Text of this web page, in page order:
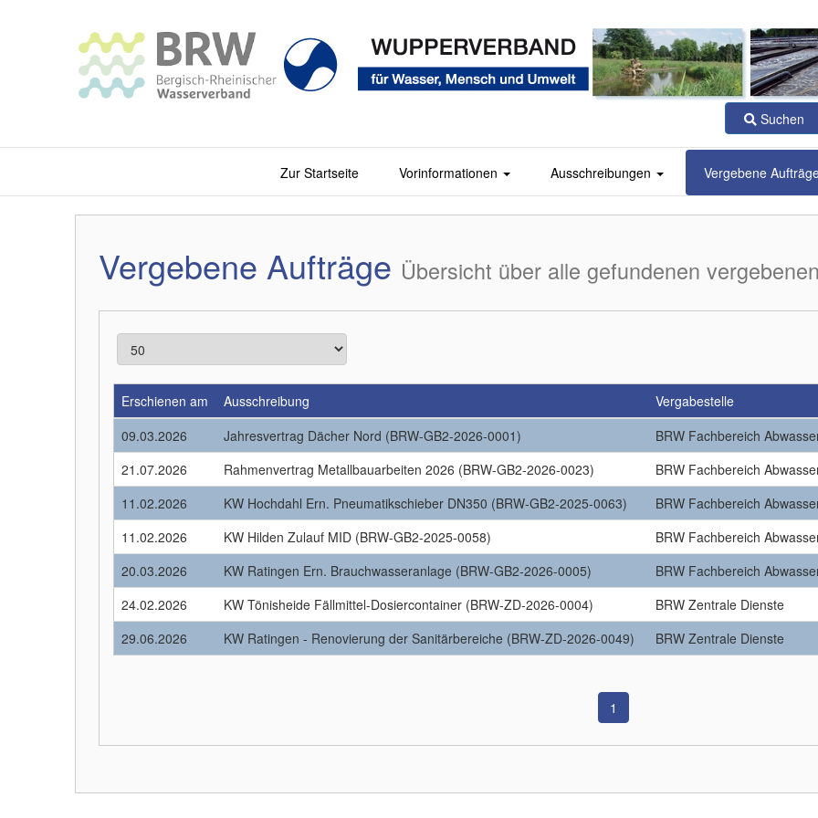
Suchen
Zur Startseite Vorinformationen Ausschreibungen Vergebene
Vergebene Aufträge Übersicht über alle gefundenen
Erschienen am Ausschreibung Vergabestelle
09.03.2026
Jahresvertrag Dächer Nord (BRW-GB2-2026-0001) BRW Fachbereich
21.07.2026
Rahmenvertrag Metallbauarbeiten 2026 (BRW-GB2-2026-0023) BRW Fachbereich
11.02.2026
KW Hochdahl Ern. Pneumatikschieber DN350 (BRW-GB2-2025-0063) BRW Fachbereich
11.02.2026
KW Hilden Zulauf MID (BRW-GB2-2025-0058) BRW Fachbereich
20.03.2026
KW Ratingen Ern. Brauchwasseranlage (BRW-GB2-2026-0005) BRW Fachbereich
24.02.2026
KW Tönisheide Fällmittel-Dosiercontainer (BRW-ZD-2026-0004) BRW Zentrale Dienste
29.06.2026
KW Ratingen - Renovierung der Sanitärbereiche (BRW-ZD-2026-0049) BRW Zentrale Dienste
1